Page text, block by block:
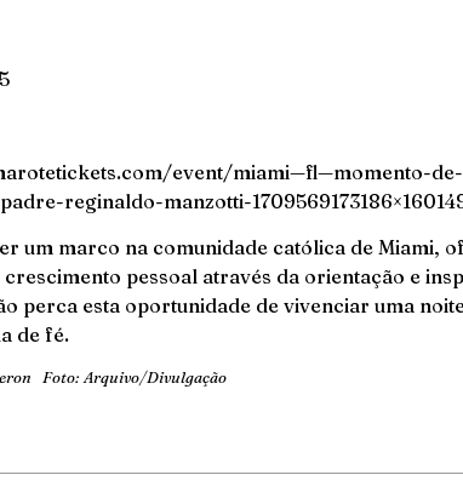
event/miami—fl—momento-
reginaldo-manzotti-
um marco na comunidade católica de Miami,
pessoal através da orientação e
perca esta oportunidade de vivenciar uma
de fé.
Foto: Arquivo/Divulgação